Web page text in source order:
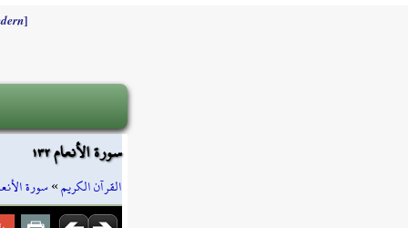
]
سورة الأنعام ١٣٢
القرآن الكريم»سورة